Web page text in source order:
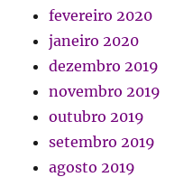
fevereiro 2020
janeiro 2020
dezembro 2019
novembro 2019
outubro 2019
setembro 2019
agosto 2019